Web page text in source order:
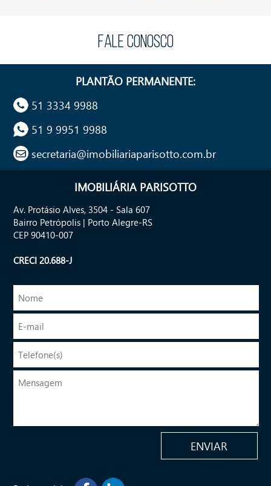
FALE CONOSCO
PLANTÃO PERMANENTE:
51 3334 9988
51 9 9951 9988
secretaria@imobiliariaparisotto.com.br
IMOBILIÁRIA PARISOTTO
Av. Protásio Alves, 3504 - Sala 607
Bairro Petrópolis | Porto Alegre-RS
CEP 90410-007
CRECI 20.688-J